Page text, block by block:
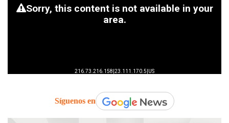
Síguenos en